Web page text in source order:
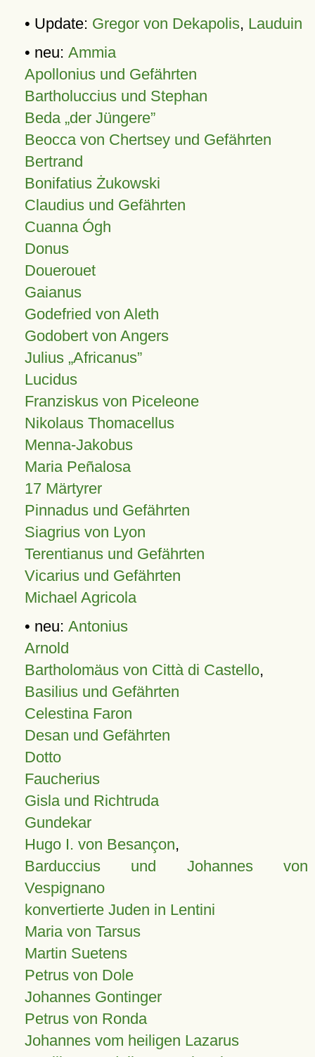
• Update: Gregor von Dekapolis, Lauduin
• neu: Ammia
Apollonius und Gefährten
Bartholuccius und Stephan
Beda „der Jüngere”
Beocca von Chertsey und Gefährten
Bertrand
Bonifatius Żukowski
Claudius und Gefährten
Cuanna Ógh
Donus
Douerouet
Gaianus
Godefried von Aleth
Godobert von Angers
Julius Africanus
Lucidus
Franziskus von Piceleone
Nikolaus Thomacellus
Menna-Jakobus
Maria Peñalosa
17 Märtyrer
Pinnadus und Gefährten
Siagrius von Lyon
Terentianus und Gefährten
Vicarius und Gefährten
Michael Agricola
• neu: Antonius
Arnold
Bartholomäus von Città di Castello,
Basilius und Gefährten
Celestina Faron
Desan und Gefährten
Dotto
Faucherius
Gisla und Richtruda
Gundekar
Hugo I. von Besançon,
Barduccius und Johannes von
Vespignano
konvertierte Juden in Lentini
Maria von Tarsus
Martin Suetens
Petrus von Dole
Johannes Gontinger
Petrus von Ronda
Johannes vom heiligen Lazarus